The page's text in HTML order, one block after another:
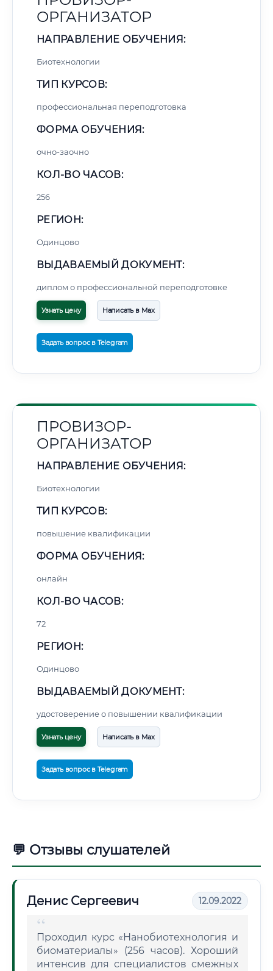
ОРГАНИЗАТОР
НАПРАВЛЕНИЕ ОБУЧЕНИЯ:
Биотехнологии
ТИП КУРСОВ:
профессиональная переподготовка
ФОРМА ОБУЧЕНИЯ:
очно-заочно
КОЛ-ВО ЧАСОВ:
256
РЕГИОН:
Одинцово
ВЫДАВАЕМЫЙ ДОКУМЕНТ:
диплом о профессиональной переподготовке
Узнать цену Написать в Max
Задать вопрос в Telegram
ПРОВИЗОР-
ОРГАНИЗАТОР
НАПРАВЛЕНИЕ ОБУЧЕНИЯ:
Биотехнологии
ТИП КУРСОВ:
повышение квалификации
ФОРМА ОБУЧЕНИЯ:
онлайн
КОЛ-ВО ЧАСОВ:
72
РЕГИОН:
Одинцово
ВЫДАВАЕМЫЙ ДОКУМЕНТ:
удостоверение о повышении квалификации
Узнать цену Написать в Max
Задать вопрос в Telegram
💬 Отзывы слушателей
Денис Сергеевич 12.09.2022
Проходил курс «Нанобиотехнология и
биоматериалы» (256 часов). Хороший
интенсив для специалистов смежных